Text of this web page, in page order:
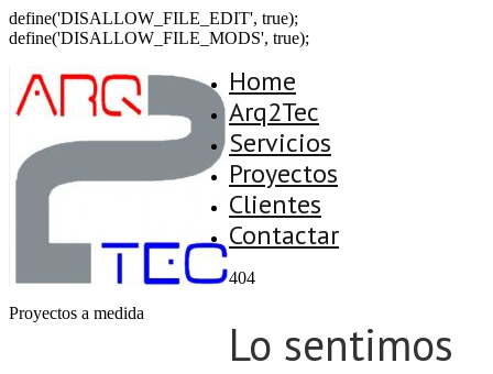
define('DISALLOW_FILE_EDIT', true);
define('DISALLOW_FILE_MODS', true);
Proyectos a medida
Home
Arq2Tec
Servicios
Proyectos
Clientes
Contactar
404
Lo sentimos